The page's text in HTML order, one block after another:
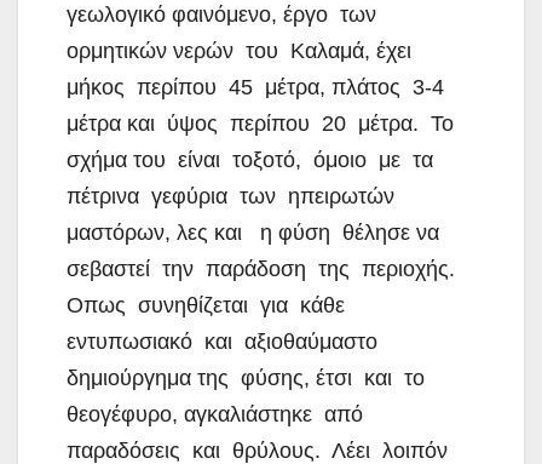
γεωλογικό φαινόμενο, έργο των
ορμητικών νερών του Καλαμά, έχει
μήκος περίπου 45 μέτρα, πλάτος 3-4
μέτρα και ύψος περίπου 20 μέτρα. Το
σχήμα του είναι τοξοτό, όμοιο με τα
πέτρινα γεφύρια των ηπειρωτών
μαστόρων, λες και η φύση θέλησε να
σεβαστεί την παράδοση της περιοχής.
Οπως συνηθίζεται για κάθε
εντυπωσιακό και αξιοθαύμαστο
δημιούργημα της φύσης, έτσι και το
θεογέφυρο, αγκαλιάστηκε από
παραδόσεις και θρύλους. Λέει λοιπόν